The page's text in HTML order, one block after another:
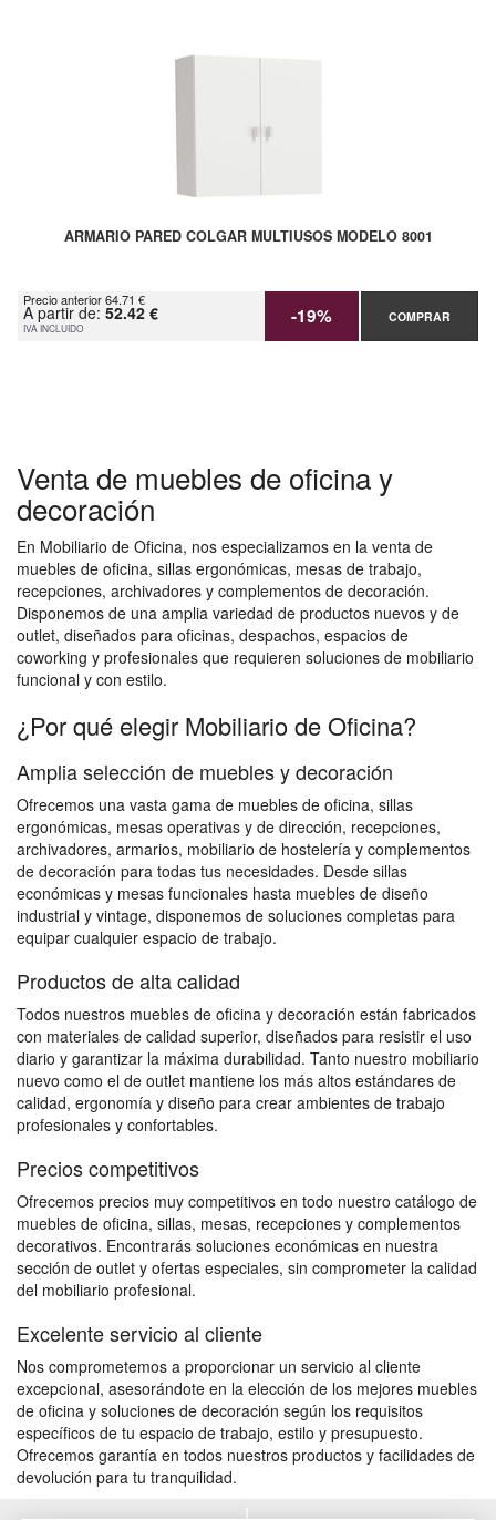
ARMARIO PARED COLGAR MULTIUSOS MODELO 8001
Precio anterior 64.71 €
A partir de: 52.42 €
IVA INCLUIDO -19% COMPRAR
Venta de muebles de oficina y
decoración
En Mobiliario de Oficina, nos especializamos en la venta de
muebles de oficina, sillas ergonómicas, mesas de trabajo,
recepciones, archivadores y complementos de decoración.
Disponemos de una amplia variedad de productos nuevos y de
outlet, diseñados para oficinas, despachos, espacios de
coworking y profesionales que requieren soluciones de mobiliario
funcional y con estilo.
¿Por qué elegir Mobiliario de Oficina?
Amplia selección de muebles y decoración
Ofrecemos una vasta gama de muebles de oficina, sillas
ergonómicas, mesas operativas y de dirección, recepciones,
archivadores, armarios, mobiliario de hostelería y complementos
de decoración para todas tus necesidades. Desde sillas
económicas y mesas funcionales hasta muebles de diseño
industrial y vintage, disponemos de soluciones completas para
equipar cualquier espacio de trabajo.
Productos de alta calidad
Todos nuestros muebles de oficina y decoración están fabricados
con materiales de calidad superior, diseñados para resistir el uso
diario y garantizar la máxima durabilidad. Tanto nuestro mobiliario
nuevo como el de outlet mantiene los más altos estándares de
calidad, ergonomía y diseño para crear ambientes de trabajo
profesionales y confortables.
Precios competitivos
Ofrecemos precios muy competitivos en todo nuestro catálogo de
muebles de oficina, sillas, mesas, recepciones y complementos
decorativos. Encontrarás soluciones económicas en nuestra
sección de outlet y ofertas especiales, sin comprometer la calidad
del mobiliario profesional.
Excelente servicio al cliente
Nos comprometemos a proporcionar un servicio al cliente
excepcional, asesorándote en la elección de los mejores muebles
de oficina y soluciones de decoración según los requisitos
específicos de tu espacio de trabajo, estilo y presupuesto.
Ofrecemos garantía en todos nuestros productos y facilidades de
devolución para tu tranquilidad.